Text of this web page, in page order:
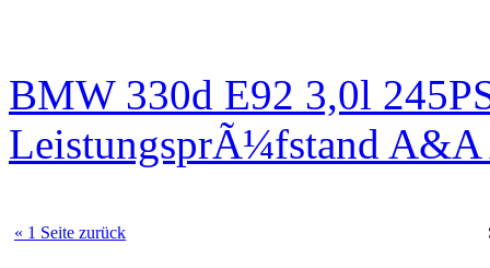
BMW 330d E92 3,0l
LeistungsprÃ¼fstand
« 1 Seite zurück